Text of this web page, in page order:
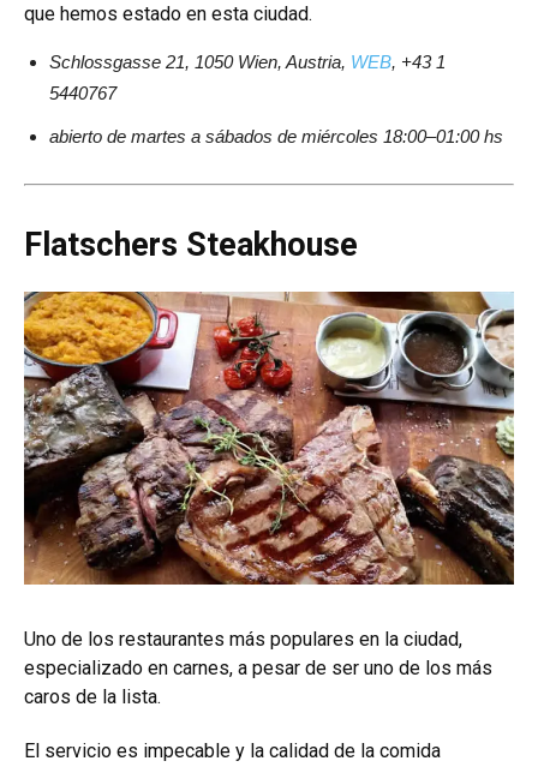
que hemos estado en esta ciudad.
Schlossgasse 21, 1050 Wien, Austria, WEB, +43 1
5440767
abierto de martes a sábados de miércoles 18:00–01:00 hs
Flatschers Steakhouse
Uno de los restaurantes más populares en la ciudad,
especializado en carnes, a pesar de ser uno de los más
caros de la lista.
El servicio es impecable y la calidad de la comida